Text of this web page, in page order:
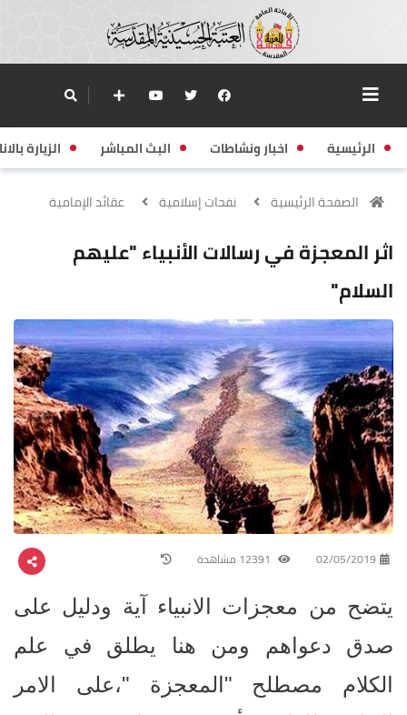
الرئيسية اخبار ونشاطات البث المباشر الزيارة
الصفحة الرئيسية نفحات إسلامية عقائد الإمامية
اثر المعجزة في رسالات الأنبياء "عليهم
السلام"
02/05/2019
يتضح من معجزات الانبياء آية ودليل على
صدق دعواهم ومن هنا يطلق في علم
الكلام مصطلح "المعجزة "،على الامر